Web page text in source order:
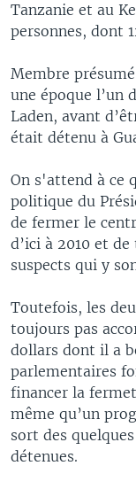
Tanzanie et au
personnes, dont
Membre
une époque l’un
Laden, avant
était détenu à
On s'attend à ce
politique du
de fermer le
d’ici à 2010 et
suspects qui y
Toutefois, les
toujours pas
dollars dont il a
parlementaires
financer la
même qu’un
sort des
détenues.